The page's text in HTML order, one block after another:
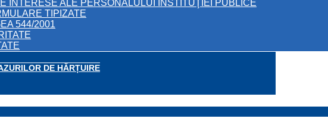
INTERESE ALE PERSONALULUI INSTITUŢIEI PUBLICE
TIPIZATE
544/2001
DE HĂRȚUIRE